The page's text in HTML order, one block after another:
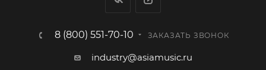
8 (800) 551-70-10 ЗАКАЗАТЬ ЗВОНОК
industry@asiamusic.ru